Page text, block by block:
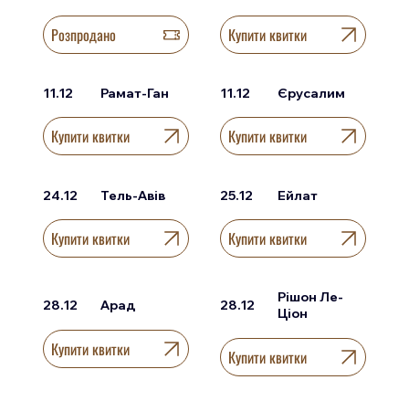
Розпродано Купити квитки
11.12 Рамат-Ган
Купити квитки
11.12 Єрусалим
Купити квитки
24.12 Тель-Авів
Купити квитки
25.12 Ейлат
Купити квитки
28.12 Арад
Купити квитки
28.12
Рішон Ле-
Ціон
Купити квитки